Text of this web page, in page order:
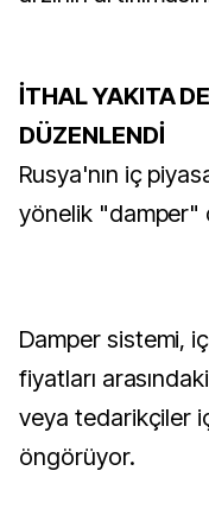
İTHAL YAKITA
DÜZENLENDİ
Rusya'nın iç
yönelik "damper"
Damper sistemi,
fiyatları
veya tedarikçiler
öngörüyor.